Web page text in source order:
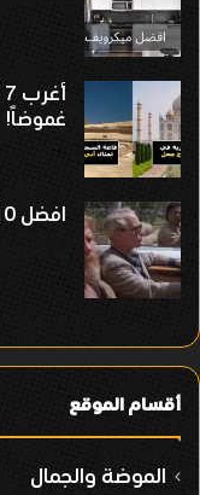
غموضاً!
افضل 10 افلام اجنبي امريكي
أقسام الموقع
الموضة والجمال